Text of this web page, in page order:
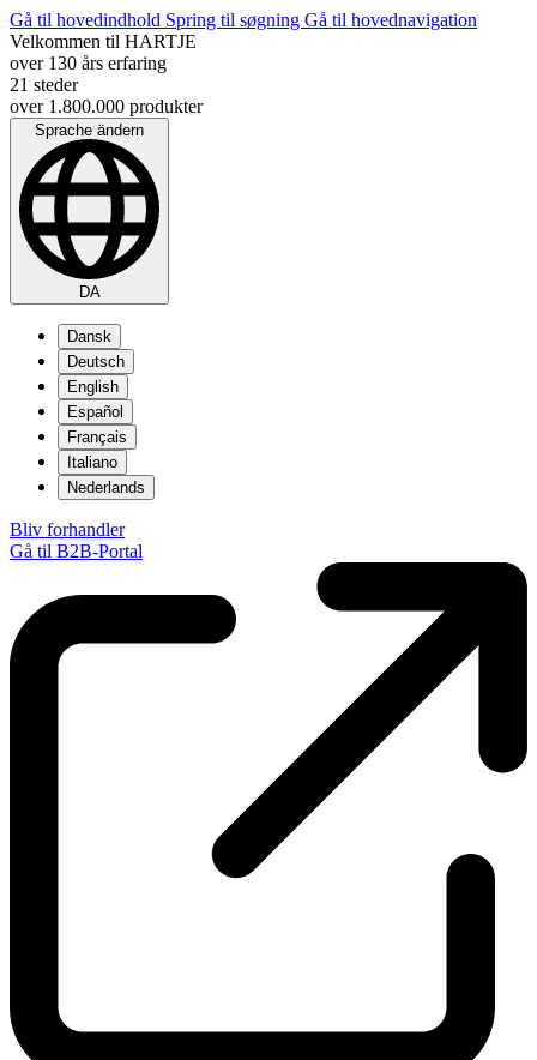
Gå til hovedindhold Spring til søgning Gå til hovednavigation
Velkommen til HARTJE
over 130 års erfaring
21 steder
over 1.800.000 produkter
Sprache ändern
DA
Dansk
Deutsch
English
Español
Français
Italiano
Nederlands
Bliv forhandler
Gå til B2B-Portal